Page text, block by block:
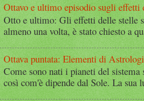
Ottavo e ultimo episodio sugli effetti
Otto e ultimo: Gli effetti delle stelle
almeno una volta, è stato chiesto a
Ottava puntata: Elementi di
Come sono nati i pianeti del
così com'è dipende dal Sole. La sua